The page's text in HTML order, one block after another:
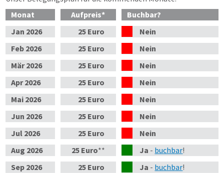
Monat
Aufpreis*
Buchbar?
Jan 2026 25 Euro
Nein
Feb 2026 25 Euro
Nein
Mär2026 25 Euro
Nein
Apr2026 25 Euro
Nein
Mai 2026 25 Euro
Nein
Jun 2026 25 Euro
Nein
Jul 2026 25 Euro
Nein
Aug 2026 25 Euro** Ja - buchbar!
Sep 2026 25 Euro Ja - buchbar!